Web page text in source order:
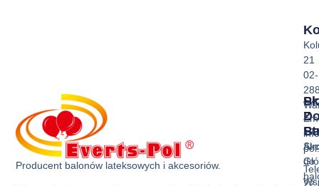
Producent balonów lateksowych i akcesoriów.
Z
do
21
02-